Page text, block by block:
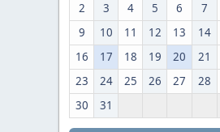
2
3 4 5 6 7
9
10 11 12 13 14
16
17 18 19 20 21
23
24 25 26 27 28
30
31